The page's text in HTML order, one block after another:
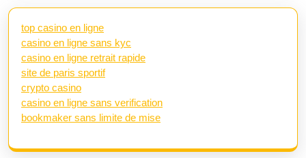
top casino en ligne
casino en ligne sans kyc
casino en ligne retrait rapide
site de paris sportif
crypto casino
casino en ligne sans verification
bookmaker sans limite de mise